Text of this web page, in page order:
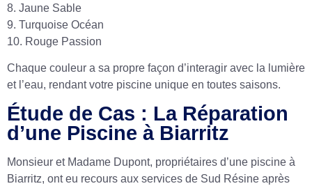
8. Jaune Sable
9. Turquoise Océan
10. Rouge Passion
Chaque couleur a sa propre façon d’interagir avec la lumière
et l’eau, rendant votre piscine unique en toutes saisons.
Étude de Cas : La Réparation
d’une Piscine à Biarritz
Monsieur et Madame Dupont, propriétaires d’une piscine à
Biarritz, ont eu recours aux services de Sud Résine après